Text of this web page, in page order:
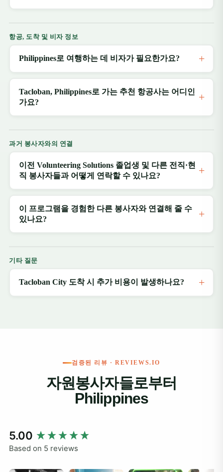
항공, 도착 및 비자 정보
Philippines로 여행하는 데 비자가 필요한가요?
Tacloban, Philippines로 가는 추천 항공사는 어디인
가요?
과거 봉사자와의 연결
이전 Volunteering Solutions 졸업생 및 다른 전직·현
직 봉사자들과 어떻게 연락할 수 있나요?
이 프로그램을 경험한 다른 봉사자와 연결해 줄 수
있나요?
기타 질문
Tacloban City 도착 시 추가 비용이 발생하나요?
검증된 리뷰 · REVIEWS.IO
자원봉사자들로부터
Philippines
5.00
Based on 5 reviews
New content loaded